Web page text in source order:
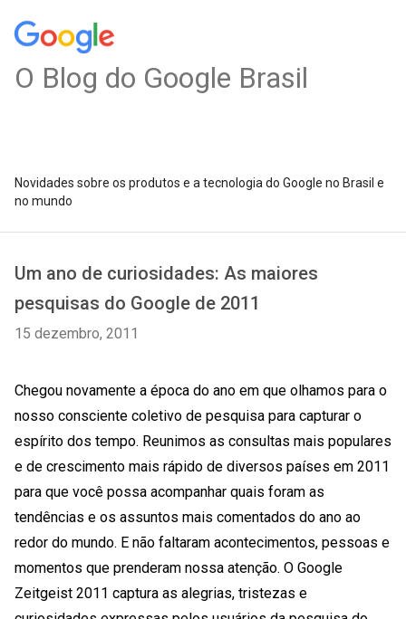
O Blog do Google Brasil
Novidades sobre os produtos e a tecnologia do Google no Brasil e
no mundo
Um ano de curiosidades: As maiores
pesquisas do Google de 2011
15 dezembro, 2011
Chegou novamente a época do ano em que olhamos para o
nosso consciente coletivo de pesquisa para capturar o
espírito dos tempo. Reunimos as consultas mais populares
e de crescimento mais rápido de diversos países em 2011
para que você possa acompanhar quais foram as
tendências e os assuntos mais comentados do ano ao
redor do mundo. E não faltaram acontecimentos, pessoas e
momentos que prenderam nossa atenção. O Google
Zeitgeist 2011 captura as alegrias, tristezas e